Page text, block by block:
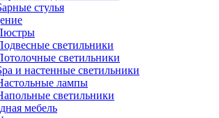
стулья
светильники
светильники
и настенные светильники
лампы
светильники
мебель